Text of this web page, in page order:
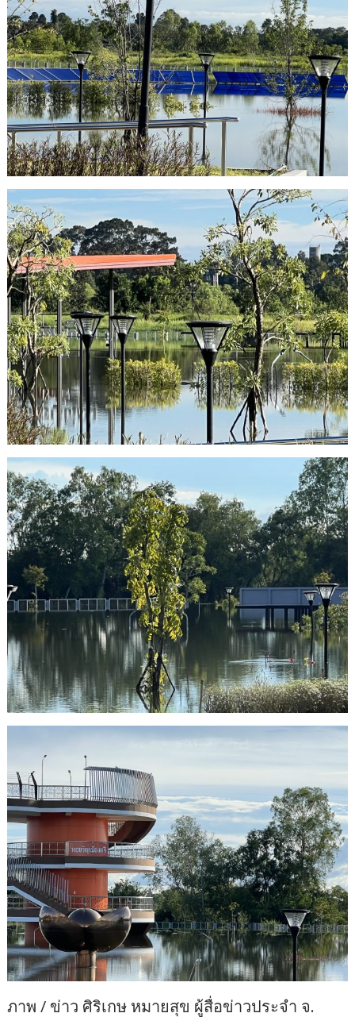
ภาพ / ข่าว ศิริเกษ หมายสุข ผู้สื่อข่าวประจำ จ.